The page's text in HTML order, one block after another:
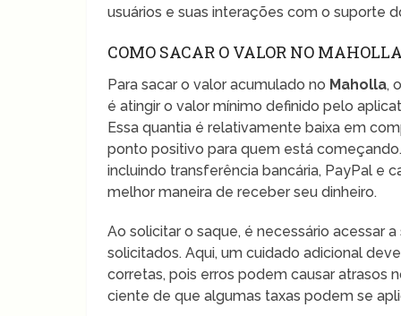
usuários e suas interações com o suporte
COMO SACAR O VALOR NO MAHOLLA
Para sacar o valor acumulado no Maholla,
é atingir o valor mínimo definido pelo
Essa quantia é relativamente baixa em
ponto positivo para quem está
incluindo transferência bancária, PayPal e
melhor maneira de receber seu dinheiro.
Ao solicitar o saque, é necessário acessar
solicitados. Aqui, um cuidado adicional
corretas, pois erros podem causar atrasos
ciente de que algumas taxas podem se